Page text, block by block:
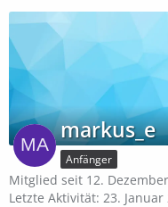
markus_e
Anfänger
Mitglied seit 12.
Letzte Aktivität: 23. Januar